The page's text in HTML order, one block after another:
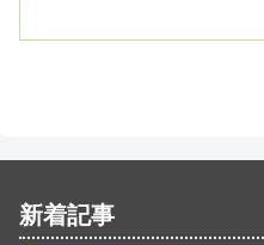
ス採用で自由に角度調節
ライト！
新着記事